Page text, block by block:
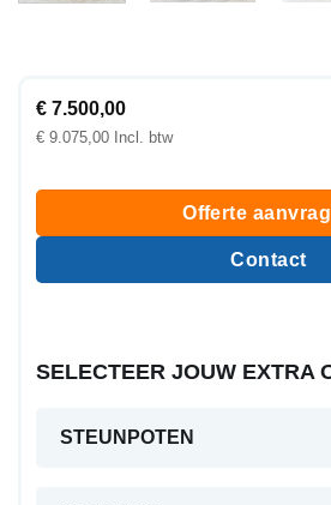
€ 7.500,00
€ 9.075,00
Offerte
Contact
SELECTEER JOUW EXTRA
STEUNPOTEN